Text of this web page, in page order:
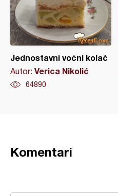
Jednostavni voćni kolač
Autor: Verica Nikolić
64890
Komentari